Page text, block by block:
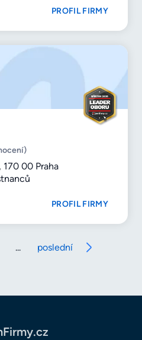
PROFIL FIRMY
00 Praha
PROFIL FIRMY
... poslední